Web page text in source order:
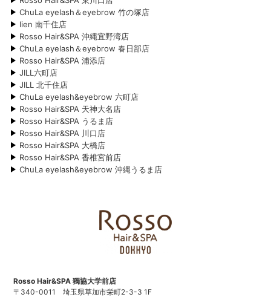
ChuLa eyelash＆eyebrow 竹の塚店
lien 南千住店
Rosso Hair&SPA 沖縄宜野湾店
ChuLa eyelash＆eyebrow 春日部店
Rosso Hair&SPA 浦添店
JILL六町店
JILL 北千住店
ChuLa eyelash&eyebrow 六町店
Rosso Hair&SPA 天神大名店
Rosso Hair&SPA うるま店
Rosso Hair&SPA 川口店
Rosso Hair&SPA 大橋店
Rosso Hair&SPA 香椎宮前店
ChuLa eyelash&eyebrow 沖縄うるま店
Rosso Hair&SPA 獨協大学前店
〒340-0011
埼玉県草加市栄町2-3-3 1F